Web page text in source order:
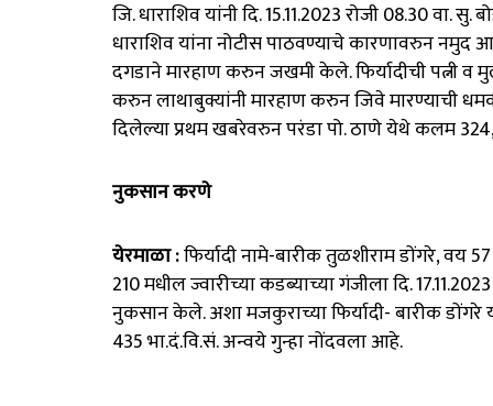
जि. धाराशिव यांनी दि. 15.11.2023 रोजी 08.30 वा.
धाराशिव यांना नोटीस पाठवण्याचे कारणावरुन नमुद
दगडाने मारहाण करुन जखमी केले. फिर्यादीची पत्नी व
करुन लाथाबुक्यांनी मारहाण करुन जिवे मारण्याची
दिलेल्या प्रथम खबरेवरुन परंडा पो. ठाणे येथे कलम
नुकसान करणे
येरमाळा :फिर्यादी नामे-बारीक तुळशीराम डोंगरे, वय
210 मधील ज्वारीच्या कडब्याच्या गंजीला दि.
नुकसान केले. अशा मजकुराच्या फिर्यादी- बारीक डोंगरे
435 भा.दं.वि.सं. अन्वये गुन्हा नोंदवला आहे.